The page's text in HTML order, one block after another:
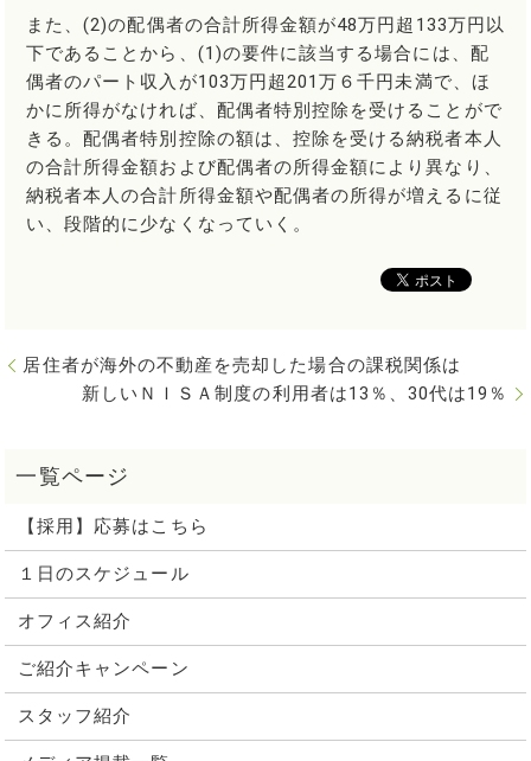
また、(2)の配偶者の合計所得金額が48万円超133万円以
下であることから、(1)の要件に該当する場合には、配
偶者のパート収入が103万円超201万６千円未満で、ほ
かに所得がなければ、配偶者特別控除を受けることがで
きる。配偶者特別控除の額は、控除を受ける納税者本人
の合計所得金額および配偶者の所得金額により異なり、
納税者本人の合計所得金額や配偶者の所得が増えるに従
い、段階的に少なくなっていく。
居住者が海外の不動産を売却した場合の課税関係は
新しいＮＩＳＡ制度の利用者は13％、30代は19％
【採用】応募はこちら
１日のスケジュール
オフィス紹介
ご紹介キャンペーン
スタッフ紹介